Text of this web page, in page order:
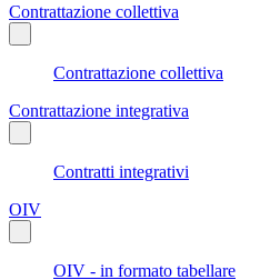
Contrattazione collettiva
Contrattazione collettiva
Contrattazione integrativa
Contratti integrativi
OIV
OIV - in formato tabellare